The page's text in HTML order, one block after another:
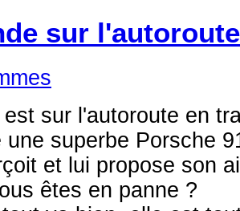
sur l'autoroute
sur l'autoroute en
une superbe Porsche
et lui propose son
êtes en panne ?